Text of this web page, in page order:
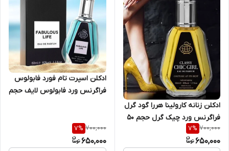
ادکلن زنانه کارولینا هررا گود گرل
فراگرنس ورد چیک گرل حجم ۵۰
میل | Fragrance World Classy
Chic Girl 50m
700,000
7%
650,000
ادکلن اسپرت تام فورد فابولوس
فراگرنس ورد فابولوس لایف حجم
700,000
7%
650,000